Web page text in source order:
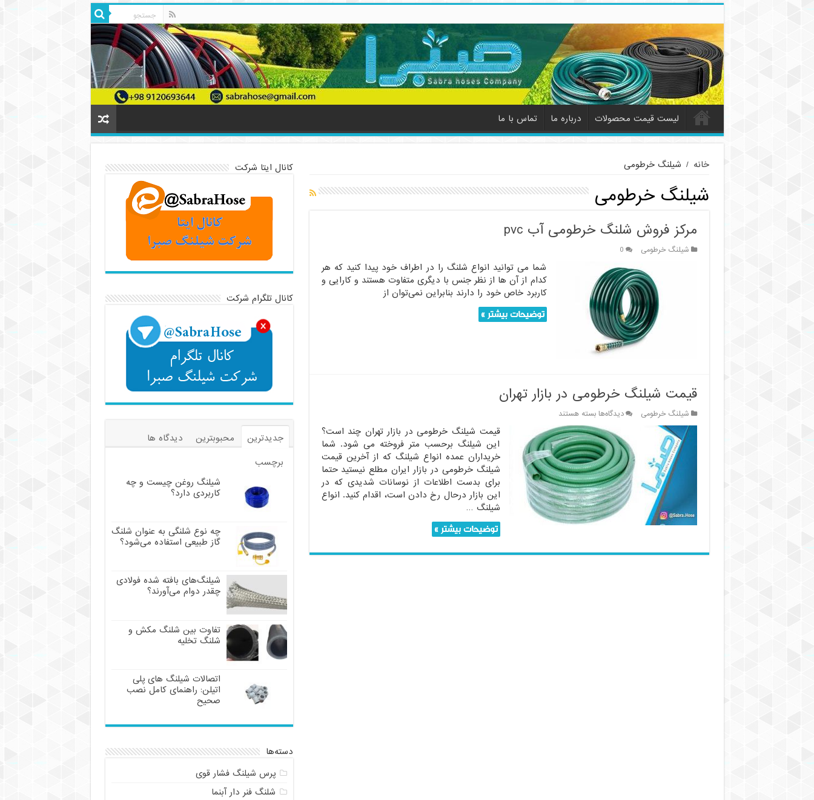
لیست قیمت محصولات درباره ما تماس با ما
خانه / شیلنگ خرطومی
شیلنگ خرطومی
مرکز فروش شلنگ خرطومی آب pvc
شیلنگ خرطومی 0
شما می توانید انواع شلنگ را در اطراف خود پیدا کنید که هر
کدام از آن ها از نظر جنس با دیگری متفاوت هستند و کارایی و
کاربرد خاص خود را دارند بنابراین نمی‌توان از
توضیحات بیشتر »
قیمت شیلنگ خرطومی در بازار تهران
شیلنگ خرطومی دیدگاه‌هابرای
قیمت
شیلنگ
خرطومی
در
بازار
تهران
بسته هستند
قیمت شیلنگ خرطومی در بازار تهران چند است؟
این شیلنگ برحسب متر فروخته می شود. شما
خریداران عمده انواع شیلنگ که از آخرین قیمت
شیلنگ خرطومی در بازار ایران مطلع نیستید حتما
برای بدست اطلاعات از نوسانات شدیدی که در
این بازار درحال رخ دادن است، اقدام کنید. انواع
شیلنگ …
توضیحات بیشتر »
کانال ایتا شرکت
کانال تلگرام شرکت
جدیدترین محبوبترین
دیدگاه ها
برچسب
شیلنگ روغن چیست و چه
کاربردی دارد؟
چه نوع شلنگی به عنوان شلنگ
گاز طبیعی استفاده می‌شود؟
شیلنگ‌های بافته شده فولادی
چقدر دوام می‌آورند؟
تفاوت بین شلنگ مکش و
شلنگ تخلیه
اتصالات شیلنگ های پلی
اتیلن: راهنمای کامل نصب
صحیح
دسته‌ها
پرس شیلنگ فشار قوی
شلنگ فنر دار آبنما